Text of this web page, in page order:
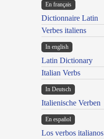
En français
Dictionnaire Latin
Verbes italiens
In english
Latin Dictionary
Italian Verbs
In Deutsch
Italienische Verben
En español
Los verbos italianos